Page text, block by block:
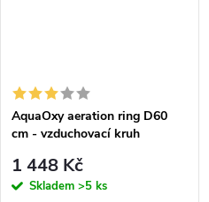
AquaOxy aeration ring D60
cm - vzduchovací kruh
1 448 Kč
Skladem >5 ks